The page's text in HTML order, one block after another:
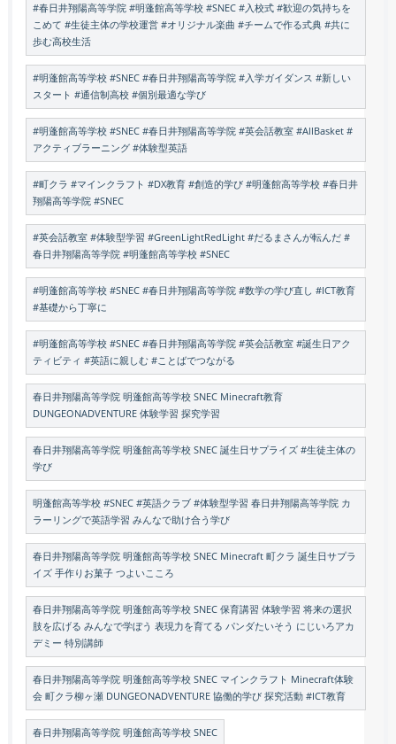
#春日井翔陽高等学院 #明蓬館高等学校 #SNEC #入校式 #歓迎の気持ちを
こめて #生徒主体の学校運営 #オリジナル楽曲 #チームで作る式典 #共に
歩む高校生活
#明蓬館高等学校 #SNEC #春日井翔陽高等学院 #入学ガイダンス #新しい
スタート #通信制高校 #個別最適な学び
#明蓬館高等学校 #SNEC #春日井翔陽高等学院 #英会話教室 #AllBasket #
アクティブラーニング #体験型英語
#町クラ #マインクラフト #DX教育 #創造的学び #明蓬館高等学校 #春日井
翔陽高等学院 #SNEC
#英会話教室 #体験型学習 #GreenLightRedLight #だるまさんが転んだ #
春日井翔陽高等学院 #明蓬館高等学校 #SNEC
#明蓬館高等学校 #SNEC #春日井翔陽高等学院 #数学の学び直し #ICT教育
#基礎から丁寧に
#明蓬館高等学校 #SNEC #春日井翔陽高等学院 #英会話教室 #誕生日アク
ティビティ #英語に親しむ #ことばでつながる
春日井翔陽高等学院 明蓬館高等学校 SNEC Minecraft教育
DUNGEONADVENTURE 体験学習 探究学習
春日井翔陽高等学院 明蓬館高等学校 SNEC 誕生日サプライズ #生徒主体の
学び
明蓬館高等学校 #SNEC #英語クラブ #体験型学習 春日井翔陽高等学院 カ
ラーリングで英語学習 みんなで助け合う学び
春日井翔陽高等学院 明蓬館高等学校 SNEC Minecraft 町クラ 誕生日サプラ
イズ 手作りお菓子 つよいこころ
春日井翔陽高等学院 明蓬館高等学校 SNEC 保育講習 体験学習 将来の選択
肢を広げる みんなで学ぼう 表現力を育てる パンダたいそう にじいろアカ
デミー 特別講師
春日井翔陽高等学院 明蓬館高等学校 SNEC マインクラフト Minecraft体験
会 町クラ柳ヶ瀬 DUNGEONADVENTURE 協働的学び 探究活動 #ICT教育
春日井翔陽高等学院 明蓬館高等学校 SNEC